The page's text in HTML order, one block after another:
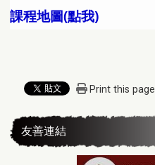
課程地圖(點我)
Print this page
友善連結